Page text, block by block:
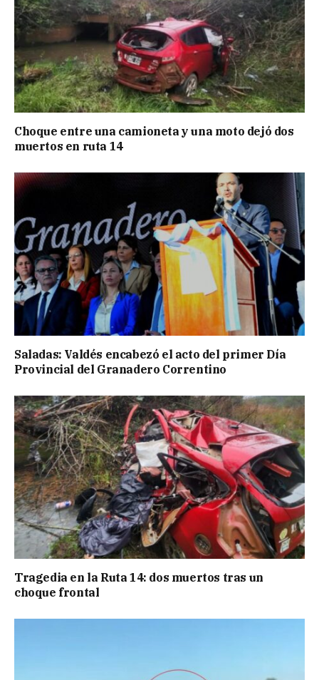
Choque entre una camioneta y una moto dejó dos
muertos en ruta 14
Saladas: Valdés encabezó el acto del primer Día
Provincial del Granadero Correntino
Tragedia en la Ruta 14: dos muertos tras un
choque frontal